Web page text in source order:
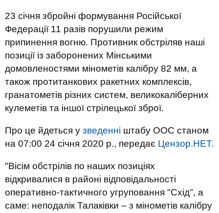
23 січня збройні формування Російської
Федерації 11 разів порушили режим
припинення вогню. Противник обстріляв наші
позиції із заборонених Мінськими
домовленостями мінометів калібру 82 мм, а
також протитанкових ракетних комплексів,
гранатометів різних систем, великокаліберних
кулеметів та іншої стрілецької зброї.
Про це йдеться у зведенні штабу ООС станом
на 07:00 24 січня 2020 р., передає Цензор.НЕТ.
"Вісім обстрілів по наших позиціях
відкривалися в районі відповідальності
оперативно-тактичного угруповання "Схід", а
саме: неподалік Талаківки – з мінометів калібру